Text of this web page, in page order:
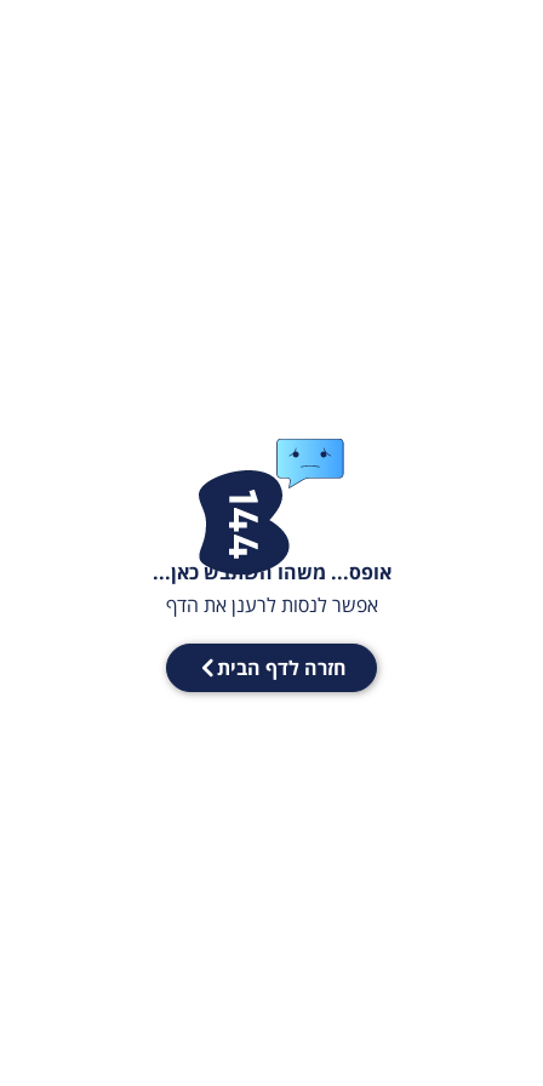
אופס... משהו השתבש כאן...
אפשר לנסות לרענן את הדף
חזרה לדף הבית